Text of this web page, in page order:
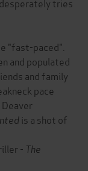
tries
"fast-paced".
and populated
and family
pace
is a shot of
- The